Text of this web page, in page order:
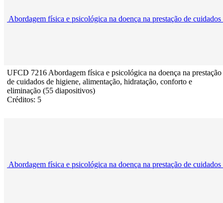
Abordagem física e psicológica na doença na prestação de cuidados
UFCD 7216 Abordagem física e psicológica na doença na prestação
de cuidados de higiene, alimentação, hidratação, conforto e
eliminação (55 diapositivos)
Créditos: 5
Abordagem física e psicológica na doença na prestação de cuidados